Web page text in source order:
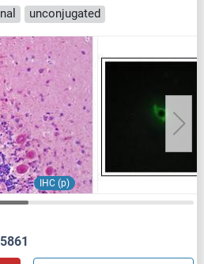
unconjugated
IHC (p)